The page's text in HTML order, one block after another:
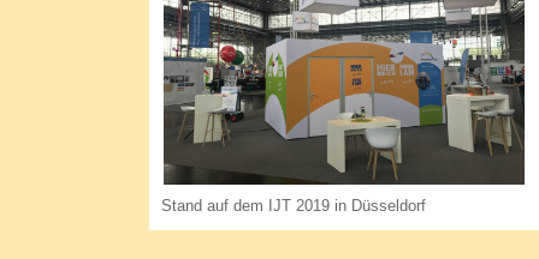
Stand auf dem IJT 2019 in Düsseldorf